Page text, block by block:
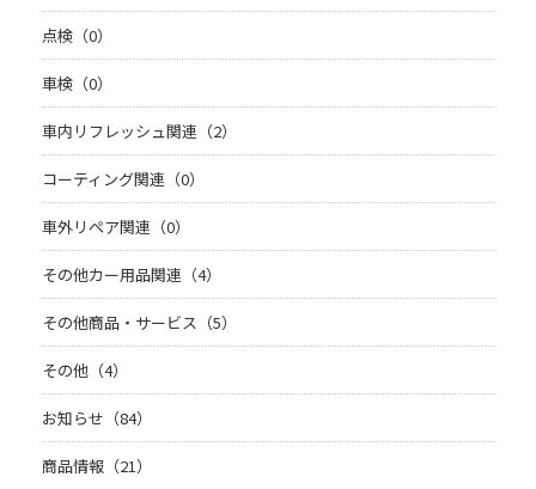
点検（0）
車検（0）
車内リフレッシュ関連（2）
コーティング関連（0）
車外リペア関連（0）
その他カー用品関連（4）
その他商品・サービス（5）
その他（4）
お知らせ（84）
商品情報（21）